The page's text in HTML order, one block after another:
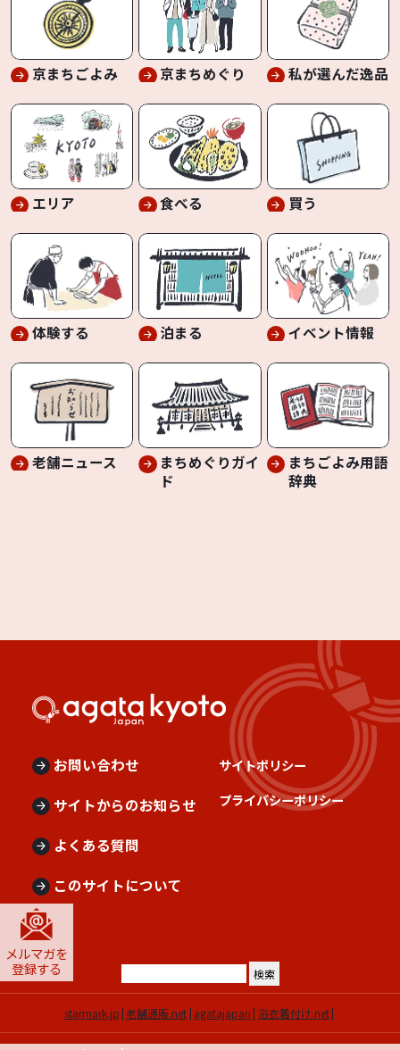
メルマガを
登録する
京まちごよみ 京まちめぐり 私が選んだ逸品
エリア 食べる 買う
体験する 泊まる イベント情報
老舗ニュース
まちめぐりガイ
ド
まちごよみ用語
辞典
お問い合わせ
サイトからのお知らせ
よくある質問
このサイトについて
サイトポリシー
プライバシーポリシー
starmark.jp 老舗通販.net agatajapan 浴衣着付け.net